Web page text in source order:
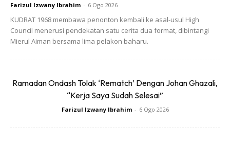
Rekaan bahu yang lebih besar ini mungkin antara trend
terhangat di kalangan golongan lelaki yang mahukan
Farizul Izwany Ibrahim - 6 Ogo 2026
KUDRAT 1968 membawa penonton kembali ke asal-usul High
Council menerusi pendekatan satu cerita dua format, dibintangi
Mierul Aiman bersama lima pelakon baharu.
Ramadan Ondash Tolak ‘Rematch’ Dengan Johan Ghazali,
“Kerja Saya Sudah Selesai”
Farizul Izwany Ibrahim - 6 Ogo 2026